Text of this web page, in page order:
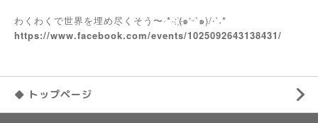
わくわくで世界を埋め尽くそう〜·*·҉(๑′ᵕ‵ ๑)/‧˚︎˖*
https://www.facebook.com/events/1025092643138431/
◆ トップページ